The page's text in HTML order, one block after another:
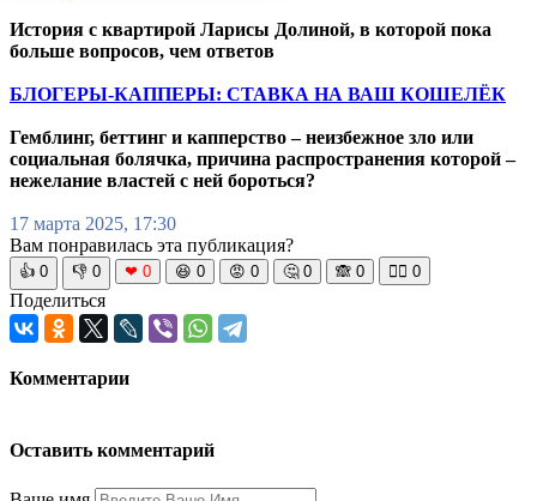
История с квартирой Ларисы Долиной, в которой пока
больше вопросов, чем ответов
БЛОГЕРЫ-КАППЕРЫ: СТАВКА НА ВАШ КОШЕЛЁК
Гемблинг, беттинг и капперство – неизбежное зло или
социальная болячка, причина распространения которой –
нежелание властей с ней бороться?
17 марта 2025, 17:30
Вам понравилась эта публикация?
👍 0 👎 0 ❤ 0 😆 0 😡 0 🤔 0 🙈 0 🧘‍♀️ 0
Поделиться
Комментарии
Оставить комментарий